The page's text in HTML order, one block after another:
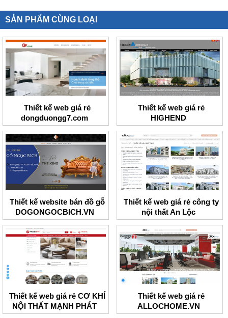
SẢN PHẨM CÙNG LOẠI
Thiết kế web giá rẻ
dongduongg7.com
Thiết kế web giá rẻ
HIGHEND
Thiết kế website bán đồ gỗ
DOGONGOCBICH.VN
Thiết kế web giá rẻ công ty
nội thất An Lộc
Thiết kế web giá rẻ CƠ KHÍ
NỘI THẤT MẠNH PHÁT
Thiết kế web giá rẻ
ALLOCHOME.VN